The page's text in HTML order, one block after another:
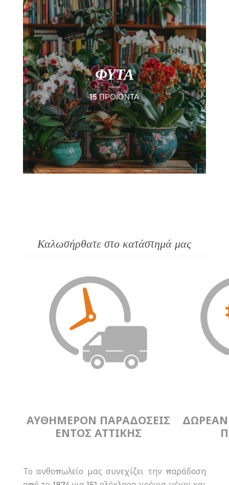
ΦΥΤΑ
15 ΠΡΟΪΌΝΤΑ
Καλωσήρθατε στο κατάστημά μας
ΑΥΘΗΜΕΡΟΝ ΠΑΡΑΔΟΣΕΙΣ
ΕΝΤΟΣ ΑΤΤΙΚΗΣ
Το ανθοπωλείο μας συνεχίζει την παράδοση